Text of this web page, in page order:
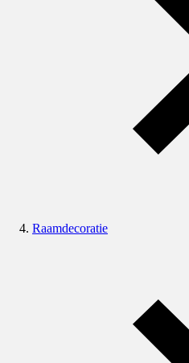
Raamdecoratie